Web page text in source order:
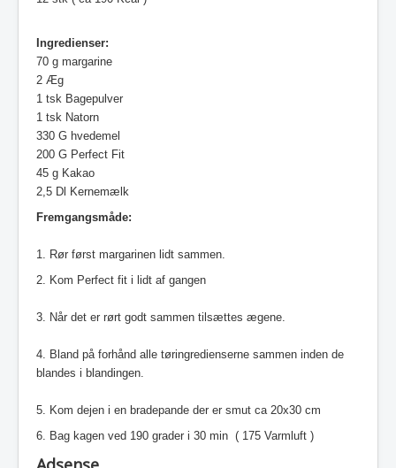
Ingredienser:
70 g margarine
2 Æg
1 tsk Bagepulver
1 tsk Natorn
330 G hvedemel
200 G Perfect Fit
45 g Kakao
2,5 Dl Kernemælk
Fremgangsmåde:
1. Rør først margarinen lidt sammen.
2. Kom Perfect fit i lidt af gangen
3. Når det er rørt godt sammen tilsættes ægene.
4. Bland på forhånd alle tøringredienserne sammen inden de
blandes i blandingen.
5. Kom dejen i en bradepande der er smut ca 20x30 cm
6. Bag kagen ved 190 grader i 30 min ( 175 Varmluft )